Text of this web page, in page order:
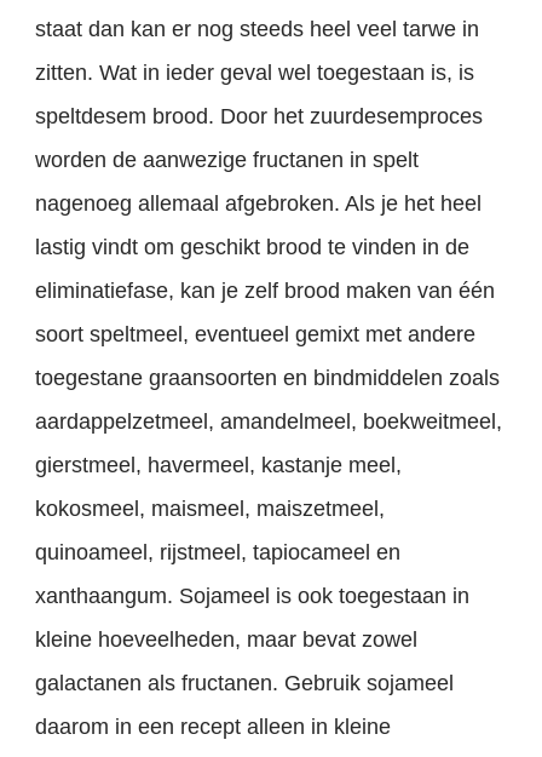
staat dan kan er nog steeds heel veel tarwe in
zitten. Wat in ieder geval wel toegestaan is, is
speltdesem brood. Door het zuurdesemproces
worden de aanwezige fructanen in spelt
nagenoeg allemaal afgebroken. Als je het heel
lastig vindt om geschikt brood te vinden in de
eliminatiefase, kan je zelf brood maken van één
soort speltmeel, eventueel gemixt met andere
toegestane graansoorten en bindmiddelen zoals
aardappelzetmeel, amandelmeel, boekweitmeel,
gierstmeel, havermeel, kastanje meel,
kokosmeel, maismeel, maiszetmeel,
quinoameel, rijstmeel, tapiocameel en
xanthaangum. Sojameel is ook toegestaan in
kleine hoeveelheden, maar bevat zowel
galactanen als fructanen. Gebruik sojameel
daarom in een recept alleen in kleine